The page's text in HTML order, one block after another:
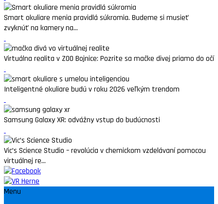
Smart okuliare menia pravidlá súkromia. Budeme si musieť
zvyknúť na kamery na...
Virtuálna realita v ZOO Bojnice: Pozrite sa mačke divej priamo do očí
Inteligentné okuliare budú v roku 2026 veľkým trendom
Samsung Galaxy XR: odvážny vstup do budúcnosti
Vic’s Science Studio – revolúcia v chemickom vzdelávaní pomocou
virtuálnej re...
Menu